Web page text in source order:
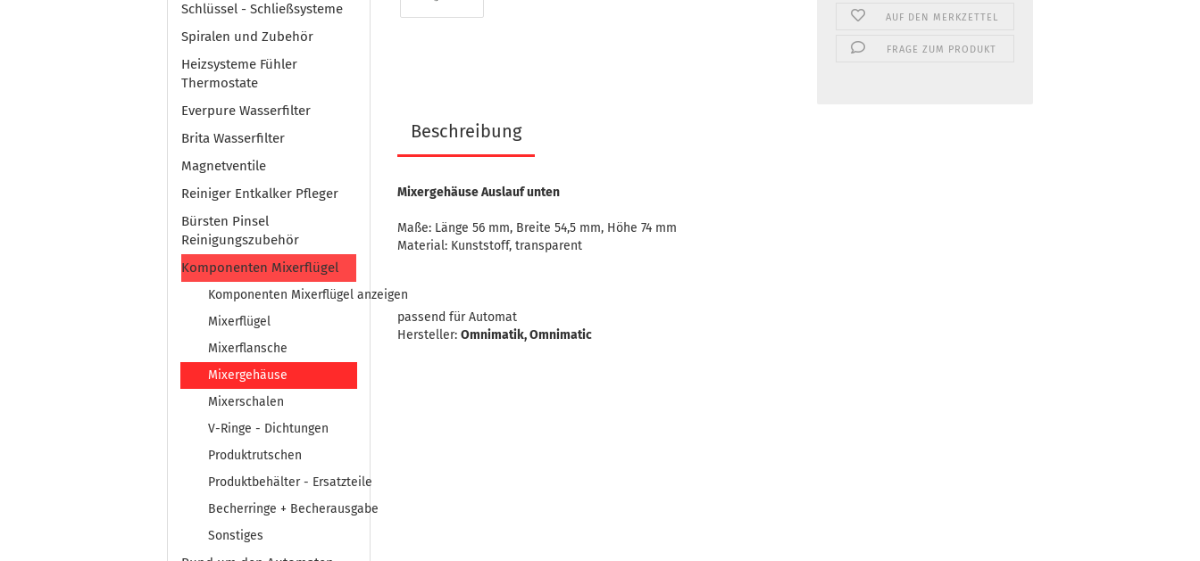
AUF DEN MERKZETTEL
FRAGE ZUM PRODUKT
Beschreibung
Mixergehäuse Auslauf unten
Maße: Länge 56 mm, Breite 54,5 mm, Höhe 74 mm
Material: Kunststoff, transparent
passend für Automat
Hersteller: Omnimatik, Omnimatic
Schlüssel - Schließsysteme
Spiralen und Zubehör
Heizsysteme Fühler
Thermostate
Everpure Wasserfilter
Brita Wasserfilter
Magnetventile
Reiniger Entkalker Pfleger
Bürsten Pinsel
Reinigungszubehör
Komponenten Mixerflügel
Komponenten Mixerflügel anzeigen
Mixerflügel
Mixerflansche
Mixergehäuse
Mixerschalen
V-Ringe - Dichtungen
Produktrutschen
Produktbehälter - Ersatzteile
Becherringe + Becherausgabe
Sonstiges